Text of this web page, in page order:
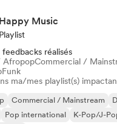
Happy Music
Playlist
feedbacks réalisés
AfropopCommercial /
Funk
ma/mes playlist(s)
Commercial / Mainstream
Pop international K-Pop/J-